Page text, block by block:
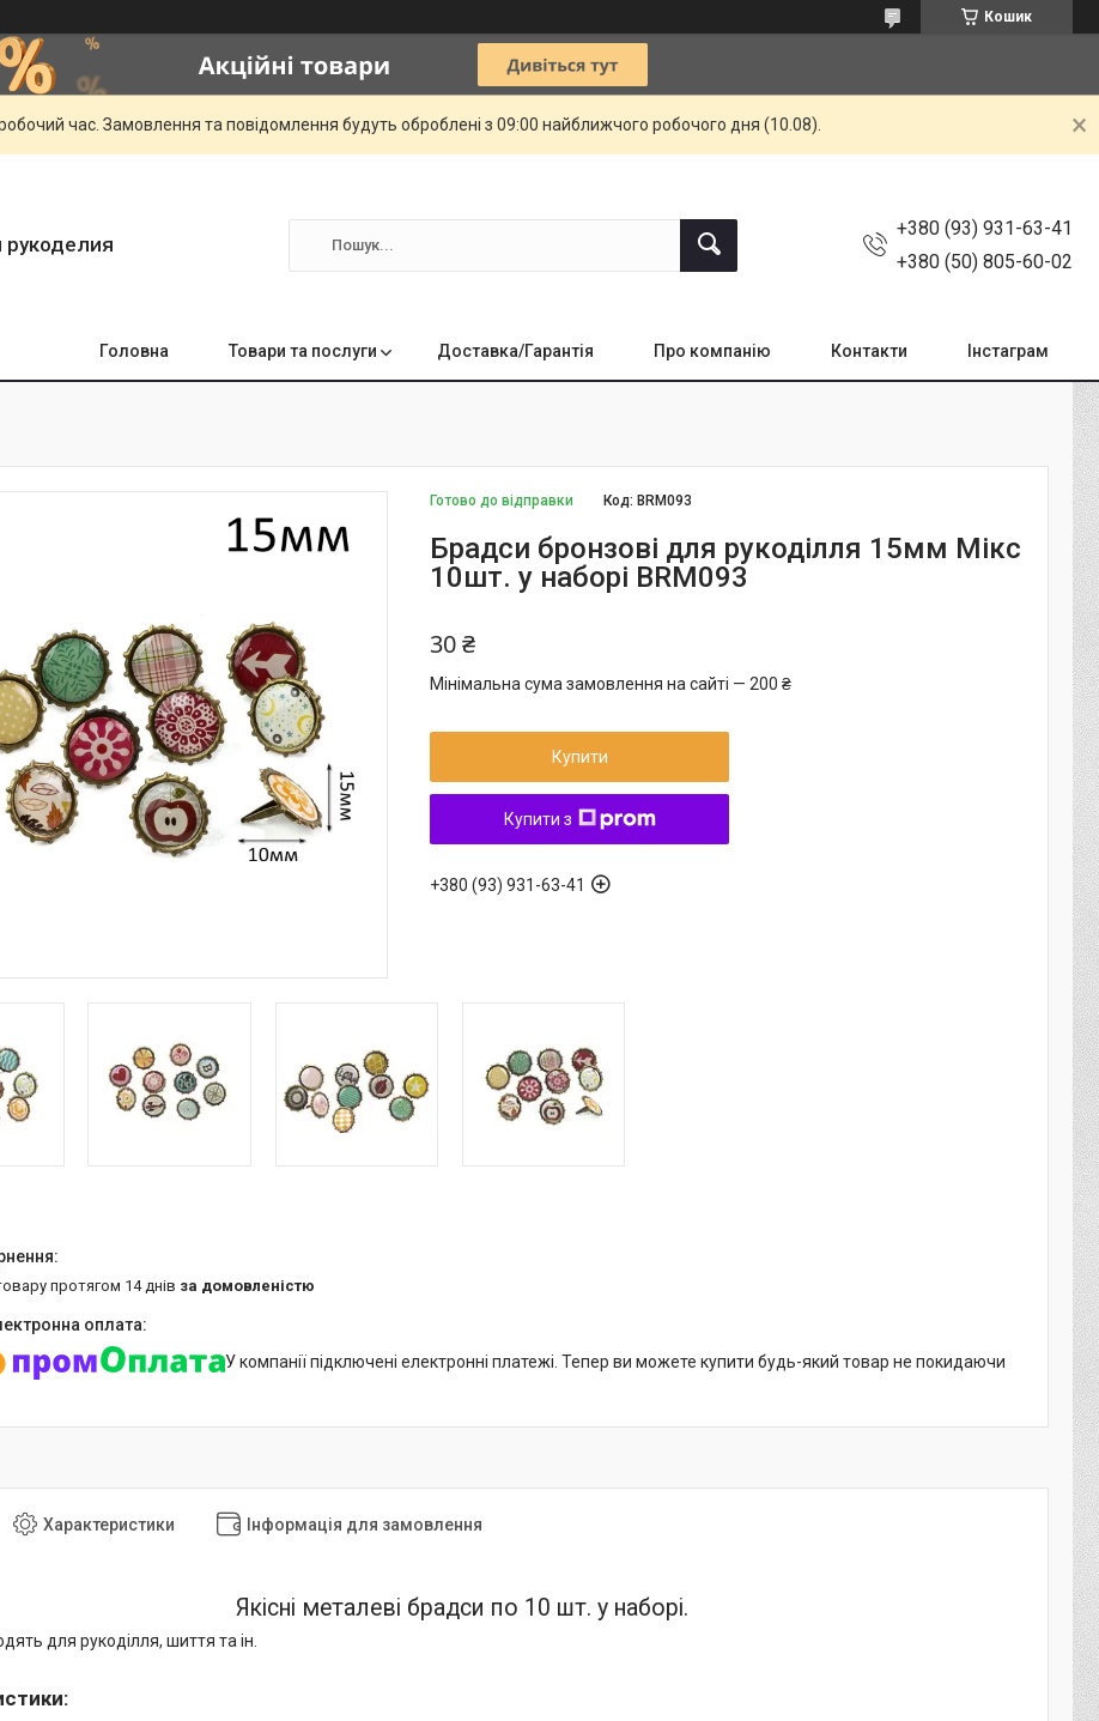
Кошик
час. Замовлення та повідомлення будуть оброблені з 09:00 найближчого робочого дня (10.08).
+380 (93) 931-63-41
+380 (50) 805-60-02
Головна Товари та послуги Доставка/Гарантія Про компанію Контакти Інстаграм
Готово до відправки Код: BRM093
Брадси бронзові для рукоділля 15мм Мікс
10шт. у наборі BRM093
30 ₴
Мінімальна сума замовлення на сайті — 200 ₴
Купити
Купити з
+380 (93) 931-63-41
протягом 14 днів за домовленістю
У компанії підключені електронні платежі. Тепер ви можете купити будь-який товар не покидаючи
Характеристики Інформація для замовлення
Якісні металеві брадси по 10 шт. у наборі.
для рукоділля, шиття та ін.
: